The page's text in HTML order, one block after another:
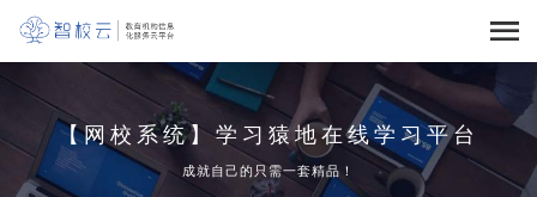
【网校系统】学习猿地在线学习平台
成就自己的只需一套精品！